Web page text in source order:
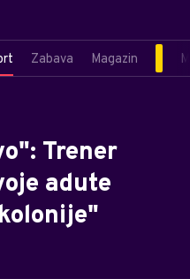
Zabava Magazin
Trener
adute